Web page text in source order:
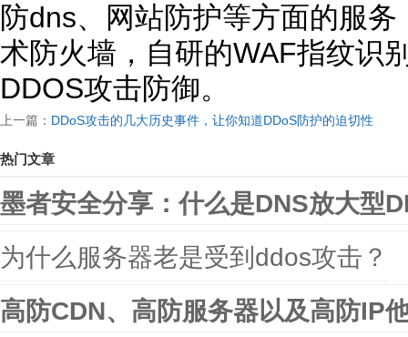
防dns、网站防护等方面的服
术防火墙，自研的WAF指纹识
DDOS攻击防御。
上一篇： DDoS攻击的几大历史事件，让你知道DDoS防护的迫切性
热门文章
墨者安全分享：什么是DNS放大型
为什么服务器老是受到ddos攻击？
高防CDN、高防服务器以及高防IP